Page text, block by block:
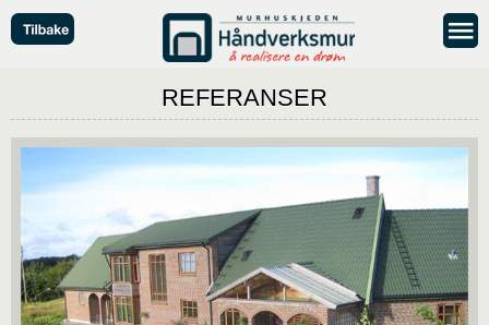
REFERANSER